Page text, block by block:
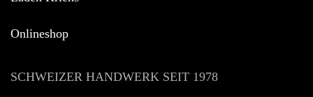
Onlineshop
SCHWEIZER HANDWERK SEIT 1978